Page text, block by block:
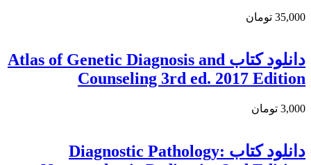
35,000 تومان
دانلود کتاب Atlas of Genetic Diagnosis and
Counseling 3rd ed. 2017 Edition
3,000 تومان
دانلود كتاب Diagnostic Pathology: